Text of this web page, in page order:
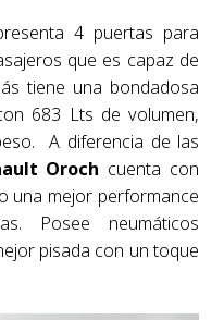
4 puertas para
que es capaz de
tiene una bondadosa
683 Lts de volumen,
A diferencia de las
Oroch cuenta con
una mejor performance
Posee neumáticos
pisada con un toque